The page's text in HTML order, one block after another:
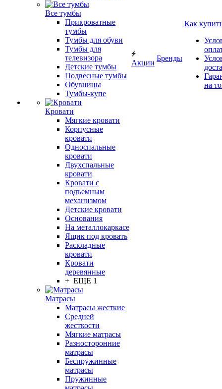
Все тумбы
Прикроватные
тумбы
Тумбы для обуви
Тумбы для
телевизора
Детские тумбы
Подвесные тумбы
Обувницы
Тумбы-купе
Кровати
Мягкие кровати
Корпусные
кровати
Односпальные
кровати
Двухспальные
кровати
Кровати с
подъемным
механизмом
Детские кровати
Основания
На металлокаркасе
Ящик под кровать
Раскладные
кровати
Кровати
деревянные
+ ЕЩЕ 1
Матрасы
Матрасы жесткие
Средней
жесткости
Мягкие матрасы
Разносторонние
матрасы
Беспружинные
матрасы
Пружинные
Акции
Бренды
Как
на